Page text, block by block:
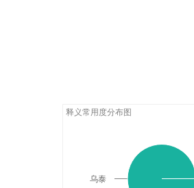
释义常用度分布图
乌泰